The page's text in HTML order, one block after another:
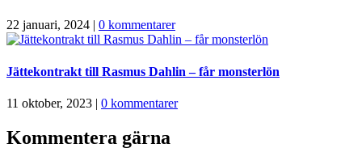
22 januari, 2024 0 kommentarer
Jättekontrakt till Rasmus Dahlin – får monsterlön
11 oktober, 2023 | 0 kommentarer
Kommentera gärna